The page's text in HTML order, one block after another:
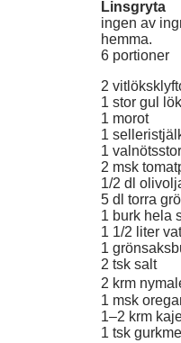
Linsgryta
ingen av
hemma.
6 portioner
2
1 stor gul lök
1 morot
1
1
2 msk
1/2 dl
5 dl torra
1 burk hela
1 1/2 liter
1
2 tsk salt
2 krm
1 msk
1–2 krm
1 tsk